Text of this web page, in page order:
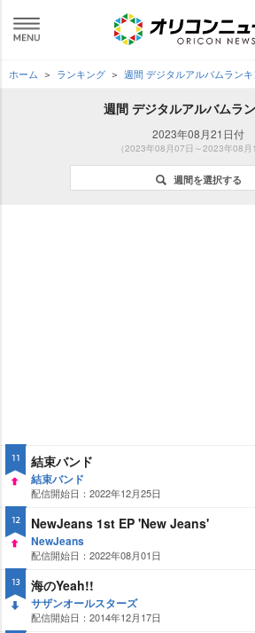
ホーム ランキング 週間 デジタルアルバムラン
週間 デジタルアルバムラ
2023年08月21日付
（2023年08月07日～2023年08月
週間を選択する
11 結束バンド
結束バンド
配信開始日：2022年12月25日
12 NewJeans 1st EP 'New Jeans'
NewJeans
配信開始日：2022年08月01日
13 海のYeah!!
サザンオールスターズ
配信開始日：2014年12月17日